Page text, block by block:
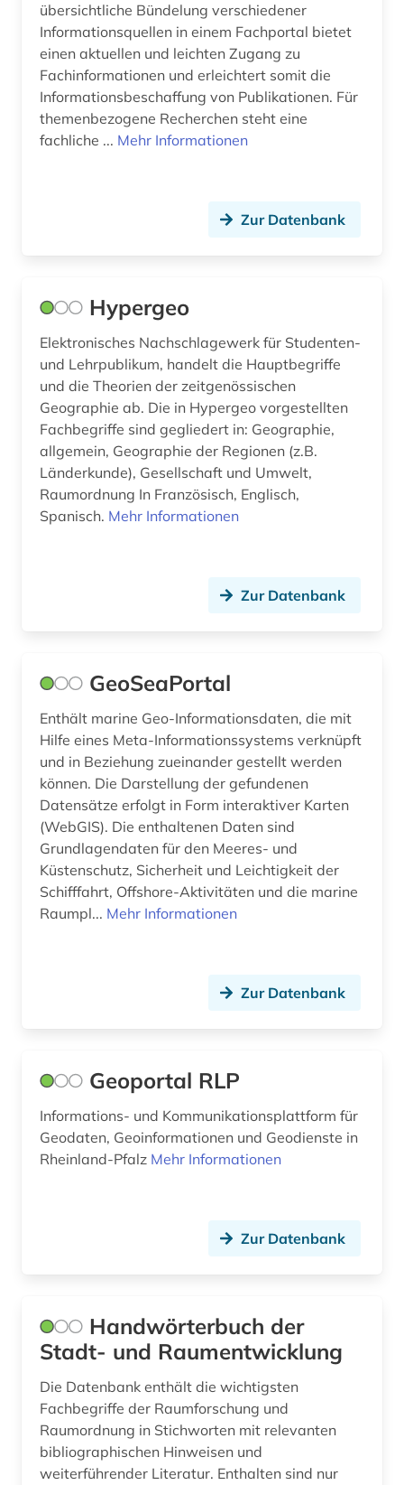
übersichtliche Bündelung verschiedener
Informationsquellen in einem Fachportal bietet
einen aktuellen und leichten Zugang zu
Fachinformationen und erleichtert somit die
Informationsbeschaffung von Publikationen. Für
themenbezogene Recherchen steht eine
fachliche ... Mehr Informationen
Zur Datenbank
Hypergeo
Elektronisches Nachschlagewerk für Studenten-
und Lehrpublikum, handelt die Hauptbegriffe
und die Theorien der zeitgenössischen
Geographie ab. Die in Hypergeo vorgestellten
Fachbegriffe sind gegliedert in: Geographie,
allgemein, Geographie der Regionen (z.B.
Länderkunde), Gesellschaft und Umwelt,
Raumordnung In Französisch, Englisch,
Spanisch. Mehr Informationen
Zur Datenbank
GeoSeaPortal
Enthält marine Geo-Informationsdaten, die mit
Hilfe eines Meta-Informationssystems verknüpft
und in Beziehung zueinander gestellt werden
können. Die Darstellung der gefundenen
Datensätze erfolgt in Form interaktiver Karten
(WebGIS). Die enthaltenen Daten sind
Grundlagendaten für den Meeres- und
Küstenschutz, Sicherheit und Leichtigkeit der
Schifffahrt, Offshore-Aktivitäten und die marine
Raumpl... Mehr Informationen
Zur Datenbank
Geoportal RLP
Informations- und Kommunikationsplattform für
Geodaten, Geoinformationen und Geodienste in
Rheinland-Pfalz Mehr Informationen
Zur Datenbank
Handwörterbuch der
Stadt- und Raumentwicklung
Die Datenbank enthält die wichtigsten
Fachbegriffe der Raumforschung und
Raumordnung in Stichworten mit relevanten
bibliographischen Hinweisen und
weiterführender Literatur. Enthalten sind nur